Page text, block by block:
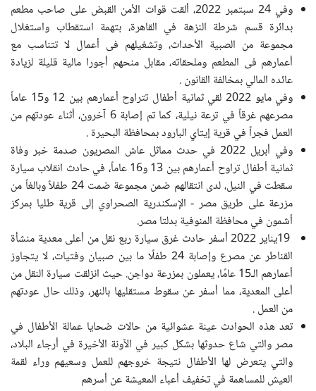
وفي 24 سبتمبر 2022، ألقت قوات الأمن القبض على صاحب مطعم
بدائرة قسم شرطة النزهة في القاهرة، بتهمة استقطاب واستغلال
مجموعة من الصبية الأحداث، وتشغيلهم فى أعمال لا تتناسب مع
أعمارهم فى المطعم وملحقاته، مقابل منحهم أجورا مالية قليلة لزيادة
عائده المالي بمخالفة القانون.
وفي مايو 2022 لقي ثمانية أطفال تتراوح أعمارهم بين 12 و15 عاماً
مصرعهم غرقاً في ترعة نيلية، كما تم إصابة 6 آخرون، أثناء عودتهم من
العمل فجراً في قرية إيتاي البارود بمحافظة البحيرة.
وفي أبريل 2022 في حدث مماثل عاش المصريون صدمة خبر وفاة
ثمانية أطفال تراوح أعمارهم بين 13 و16 عاماً، في حادث انقلاب سيارة
سقطت في النيل، لدى انتقالهم ضمن مجموعة ضمت 24 طفلاً وبالغاً من
مزرعة على طريق مصر - الإسكندرية الصحراوي إلى قرية طليا بمركز
أشمون في محافظة المنوفية بدلتا مصر.
19
يناير 2022 أسفر حادث غرق سيارة ربع نقل من أعلى معدية منشأة
القناطر عن مصرع وإصابة 24 طفلًا ما بين صبيان وفتيات، لا يتجاوز
أعمارهم الـ15 عامًا، يعملون بمزرعة دواجن. حيث انزلقت سيارة النقل من
أعلى المعدية، مما أسفر عن سقوط مستقليها بالنهر، وذلك حال عودتهم
من العمل.
تعد هذه الحوادث عينة عشوائية من حالات ضحايا عمالة الأطفال في
مصر والتي شاع حدوثها بشكل كبير في الآونة الأخيرة في أرجاء البلاد،
والتي يتعرض لها الأطفال نتيجة خروجهم للعمل وسعيهم وراء لقمة
العيش للمساهمة في تخفيف أعباء المعيشة عن أسرهم